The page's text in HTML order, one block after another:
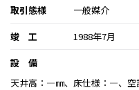
取引態様
一般媒介
竣 工
1988年7月
設 備
天井高：―㎜、床仕様：―